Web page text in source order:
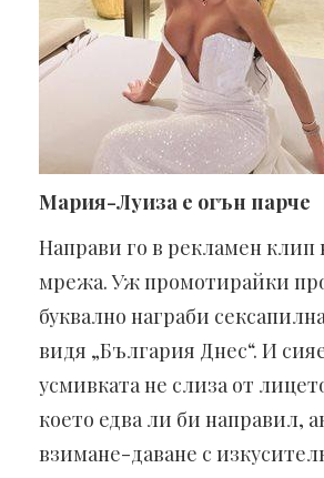
Мария-Луиза е огън парче
Направи го в рекламен клип
мрежа. Уж промотирайки
буквално награби
видя „България Днес“. И
усмивката не слиза от
което едва ли би направил,
взимане-даване с